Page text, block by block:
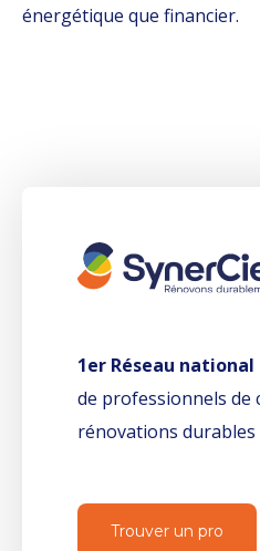
énergétique que financier.
1er Réseau national
de professionnels de
rénovations durables
Trouver un pro